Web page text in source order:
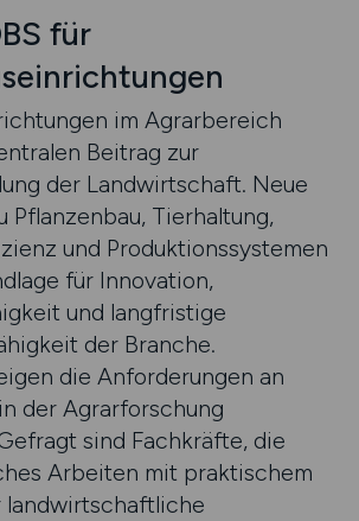
für
im Agrarbereich
Beitrag zur
der Landwirtschaft. Neue
Pflanzenbau, Tierhaltung,
und Produktionssystemen
für Innovation,
und langfristige
der Branche.
die Anforderungen an
der Agrarforschung
sind Fachkräfte, die
Arbeiten mit praktischem
landwirtschaftliche